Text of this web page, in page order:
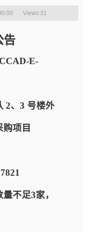
Views:31
告
E-
2、3 号楼外
项目
不足3家，